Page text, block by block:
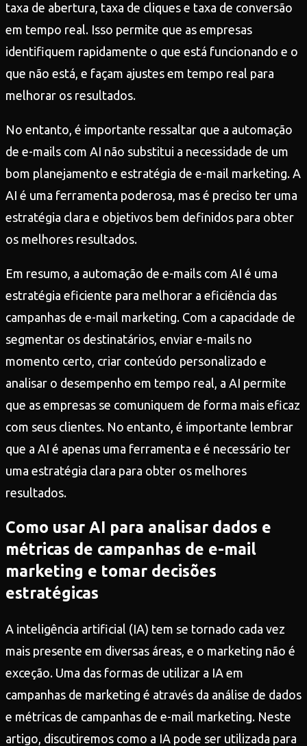
taxa de abertura, taxa de cliques e taxa de conversão
em tempo real. Isso permite que as empresas
identifiquem rapidamente o que está funcionando e o
que não está, e façam ajustes em tempo real para
melhorar os resultados.
No entanto, é importante ressaltar que a automação
de e-mails com AI não substitui a necessidade de um
bom planejamento e estratégia de e-mail marketing. A
AI é uma ferramenta poderosa, mas é preciso ter uma
estratégia clara e objetivos bem definidos para obter
os melhores resultados.
Em resumo, a automação de e-mails com AI é uma
estratégia eficiente para melhorar a eficiência das
campanhas de e-mail marketing. Com a capacidade de
segmentar os destinatários, enviar e-mails no
momento certo, criar conteúdo personalizado e
analisar o desempenho em tempo real, a AI permite
que as empresas se comuniquem de forma mais eficaz
com seus clientes. No entanto, é importante lembrar
que a AI é apenas uma ferramenta e é necessário ter
uma estratégia clara para obter os melhores
resultados.
Como usar AI para analisar dados e
métricas de campanhas de e-mail
marketing e tomar decisões
estratégicas
A inteligência artificial (IA) tem se tornado cada vez
mais presente em diversas áreas, e o marketing não é
exceção. Uma das formas de utilizar a IA em
campanhas de marketing é através da análise de dados
e métricas de campanhas de e-mail marketing. Neste
artigo, discutiremos como a IA pode ser utilizada para